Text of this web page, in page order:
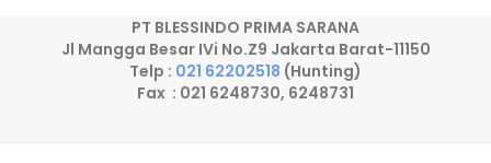
PT BLESSINDO PRIMA SARANA
Jl Mangga Besar IVi No.Z9 Jakarta Barat-11150
Telp : 021 62202518 (Hunting)
Fax : 021 6248730, 6248731